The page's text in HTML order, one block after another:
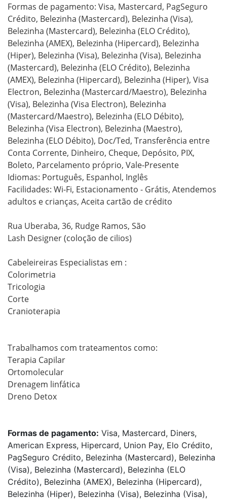
Formas de pagamento: Visa, Mastercard, PagSeguro
Crédito, Belezinha (Mastercard), Belezinha (Visa),
Belezinha (Mastercard), Belezinha (ELO Crédito),
Belezinha (AMEX), Belezinha (Hipercard), Belezinha
(Hiper), Belezinha (Visa), Belezinha (Visa), Belezinha
(Mastercard), Belezinha (ELO Crédito), Belezinha
(AMEX), Belezinha (Hipercard), Belezinha (Hiper), Visa
Electron, Belezinha (Mastercard/Maestro), Belezinha
(Visa), Belezinha (Visa Electron), Belezinha
(Mastercard/Maestro), Belezinha (ELO Débito),
Belezinha (Visa Electron), Belezinha (Maestro),
Belezinha (ELO Débito), Doc/Ted, Transferência entre
Conta Corrente, Dinheiro, Cheque, Depósito, PIX,
Boleto, Parcelamento próprio, Vale-Presente
Idiomas: Português, Espanhol, Inglês
Facilidades: Wi-Fi, Estacionamento - Grátis, Atendemos
adultos e crianças, Aceita cartão de crédito
Rua Uberaba, 36, Rudge Ramos, São
Lash Designer (coloção de cilios)
Cabeleireiras Especialistas em :
Colorimetria
Tricologia
Corte
Cranioterapia
Trabalhamos com trateamentos como:
Terapia Capilar
Ortomolecular
Drenagem linfática
Dreno Detox
Formas de pagamento: Visa, Mastercard, Diners,
American Express, Hipercard, Union Pay, Elo Crédito,
PagSeguro Crédito, Belezinha (Mastercard), Belezinha
(Visa), Belezinha (Mastercard), Belezinha (ELO
Crédito), Belezinha (AMEX), Belezinha (Hipercard),
Belezinha (Hiper), Belezinha (Visa), Belezinha (Visa),